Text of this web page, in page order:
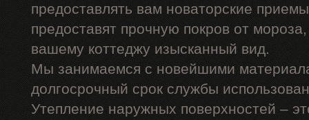
предоставлять вам новаторские
предоставят прочную покров от
вашему коттеджу изысканный вид.
Мы занимаемся с новейшими
долгосрочный срок службы
Утепление наружных поверхностей –